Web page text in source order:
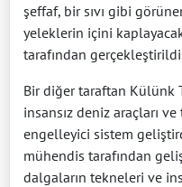
şeffaf, bir sıvı gibi
yeleklerin içini
tarafından
Bir diğer taraftan Külünk
insansız deniz araçları
engelleyici sistem
mühendis tarafından
dalgaların tekneleri ve